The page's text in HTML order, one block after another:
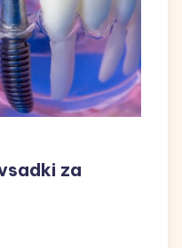
za